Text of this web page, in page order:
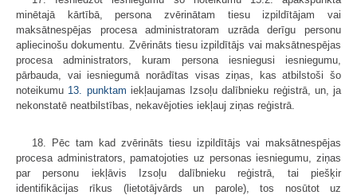
minētajā kārtībā, persona zvērinātam tiesu izpildītājam vai
maksātnespējas procesa administratoram uzrāda derīgu personu
apliecinošu dokumentu. Zvērināts tiesu izpildītājs vai maksātnespējas
procesa administrators, kuram persona iesniegusi iesniegumu,
pārbauda, vai iesniegumā norādītas visas ziņas, kas atbilstoši šo
noteikumu 13. punktam iekļaujamas Izsoļu dalībnieku reģistrā, un, ja
nekonstatē neatbilstības, nekavējoties iekļauj ziņas reģistrā.
18. Pēc tam kad zvērināts tiesu izpildītājs vai maksātnespējas
procesa administrators, pamatojoties uz personas iesniegumu, ziņas
par personu iekļāvis Izsoļu dalībnieku reģistrā, tai piešķir
identifikācijas rīkus (lietotājvārds un parole), tos nosūtot uz